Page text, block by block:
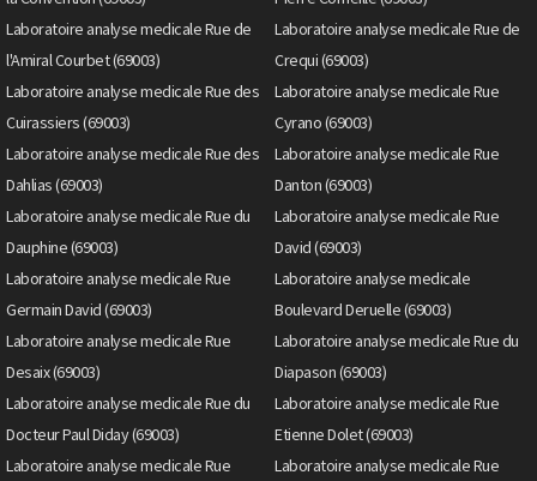
Laboratoire analyse medicale Rue de
l'Amiral Courbet (69003)
Laboratoire analyse medicale Rue de
Crequi (69003)
Laboratoire analyse medicale Rue des
Cuirassiers (69003)
Laboratoire analyse medicale Rue
Cyrano (69003)
Laboratoire analyse medicale Rue des
Dahlias (69003)
Laboratoire analyse medicale Rue
Danton (69003)
Laboratoire analyse medicale Rue du
Dauphine (69003)
Laboratoire analyse medicale Rue
David (69003)
Laboratoire analyse medicale Rue
Germain David (69003)
Laboratoire analyse medicale
Boulevard Deruelle (69003)
Laboratoire analyse medicale Rue
Desaix (69003)
Laboratoire analyse medicale Rue du
Diapason (69003)
Laboratoire analyse medicale Rue du
Docteur Paul Diday (69003)
Laboratoire analyse medicale Rue
Etienne Dolet (69003)
Laboratoire analyse medicale Rue
Laboratoire analyse medicale Rue